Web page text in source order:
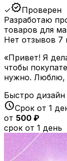
✓verifiedПроверен
Разработаю
товаров для
Нет отзывов 7
«Привет! Я
чтобы
нужно. Люблю,
Быстро дизайн
scheduleСрок от 1
от 500 ₽
срок от 1 день